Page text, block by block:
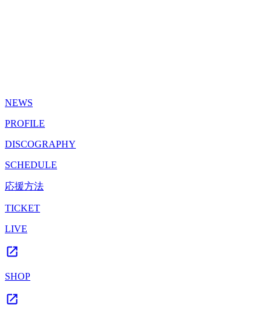
NEWS
PROFILE
DISCOGRAPHY
SCHEDULE
応援方法
TICKET
LIVE
SHOP